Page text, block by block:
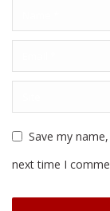
Save my
next time I